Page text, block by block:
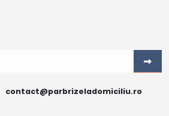
contact@parbrizeladomiciliu.ro